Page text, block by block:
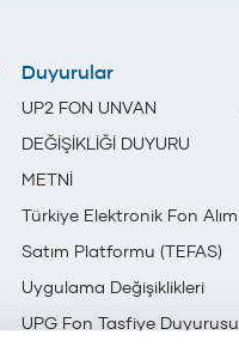
Duyurular
UP2 FON UNVAN
DEĞİŞİKLİĞİ DUYURU
METNİ
Türkiye Elektronik Fon Alım
Satım Platformu (TEFAS)
Uygulama Değişiklikleri
UPG Fon Tasfiye Duyurusu